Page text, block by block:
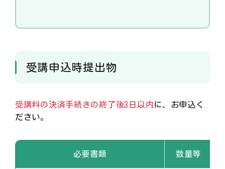
受講申込時提出物
受講料の決済手続きの終了後3日以内に、お申込く
ださい。
必要書類 数量等